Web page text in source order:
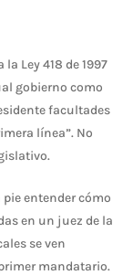
Ley 418 de 1997
gobierno como
facultades
línea”. No
entender cómo
en un juez de la
se ven
mandatario.